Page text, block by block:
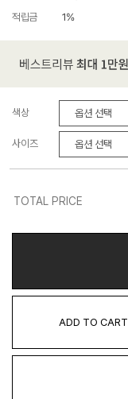
적립금 1%
색상
사이즈
TOTAL PRICE
ADD TO CART